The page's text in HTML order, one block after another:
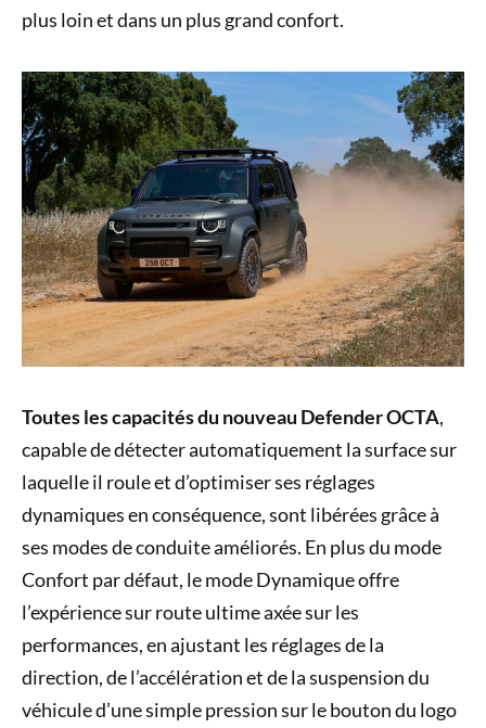
plus loin et dans un plus grand confort.
Toutes les capacités du nouveau Defender OCTA,
capable de détecter automatiquement la surface sur
laquelle il roule et d’optimiser ses réglages
dynamiques en conséquence, sont libérées grâce à
ses modes de conduite améliorés. En plus du mode
Confort par défaut, le mode Dynamique offre
l’expérience sur route ultime axée sur les
performances, en ajustant les réglages de la
direction, de l’accélération et de la suspension du
véhicule d’une simple pression sur le bouton du logo